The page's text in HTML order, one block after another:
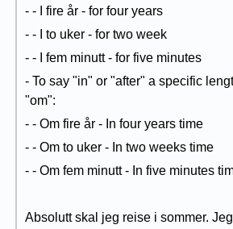
- - I fire år - for four years
- - I to uker - for two week
- - I fem minutt - for five minutes
- To say "in" or "after" a specific
"om":
- - Om fire år - In four years time
- - Om to uker - In two weeks time
- - Om fem minutt - In five minutes
Absolutt skal jeg reise i sommer.